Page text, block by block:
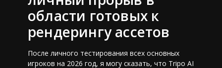
области готовых к
рендерингу ассетов
После личного тестирования всех основных
игроков на 2026 год, я могу сказать, что Tripo AI